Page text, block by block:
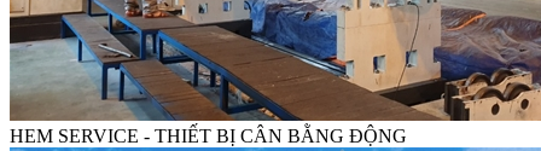
HEM SERVICE - THIẾT BỊ CÂN BẰNG ĐỘNG